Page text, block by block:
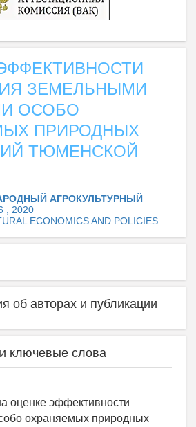
ЗЕМЕЛЬНЫМИ
ОСОБО
ПРИРОДНЫХ
ТЮМЕНСКОЙ
АГРОКУЛЬТУРНЫЙ
, 2020
ECONOMICS AND POLICIES
об авторах и публикации
ключевые слова
оценке эффективности
охраняемых природных